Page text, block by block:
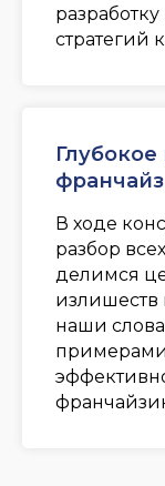
стратегий
В ходе
разбор
делимся
наши